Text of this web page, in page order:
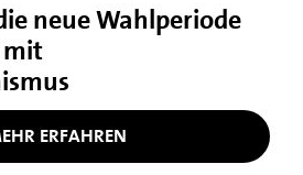
neue Wahlperiode
mit
ERFAHREN